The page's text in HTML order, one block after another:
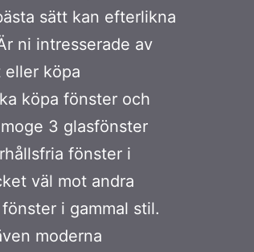
sätt kan efterlikna
ni intresserade av
köpa
köpa fönster och
3 glasfönster
fönster i
väl mot andra
i gammal stil.
moderna